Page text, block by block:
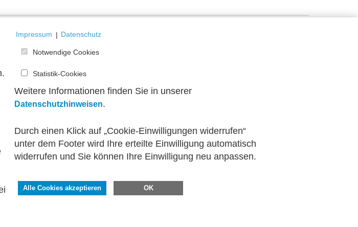
Impressum | Datenschutz
Notwendige Cookies
Statistik-Cookies
Weitere Informationen finden Sie in unserer
Datenschutzhinweisen.
Durch einen Klick auf „Cookie-Einwilligungen widerrufen“
unter dem Footer wird Ihre erteilte Einwilligung automatisch
widerrufen und Sie können Ihre Einwilligung neu anpassen.
Alle Cookies akzeptieren OK